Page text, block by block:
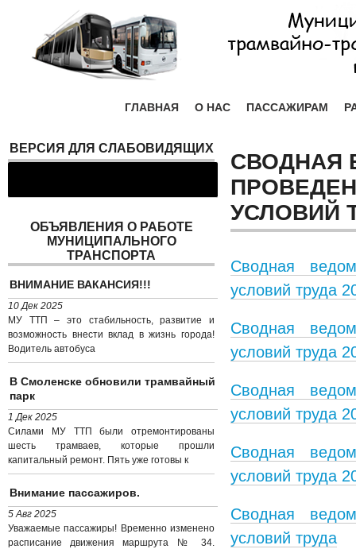
ГЛАВНАЯ О НАС ПАССАЖИРАМ
ВЕРСИЯ ДЛЯ СЛАБОВИДЯЩИХ
ОБЪЯВЛЕНИЯ О РАБОТЕ
МУНИЦИПАЛЬНОГО
ТРАНСПОРТА
ВНИМАНИЕ ВАКАНСИЯ!!!
10 Дек 2025
МУ ТТП – это стабильность, развитие и
возможность внести вклад в жизнь города!
Водитель автобуса
В Смоленске обновили трамвайный
парк
1 Дек 2025
Силами МУ ТТП были отремонтированы
шесть трамваев, которые прошли
капитальный ремонт. Пять уже готовы к
Внимание пассажиров.
5 Авг 2025
Уважаемые пассажиры! Временно изменено
расписание движения маршрута № 34.
СВОДНАЯ
УСЛОВИЙ
Сводная
условий труда
Сводная
условий труда
Сводная
условий труда
Сводная
условий труда
Сводная
условий труда